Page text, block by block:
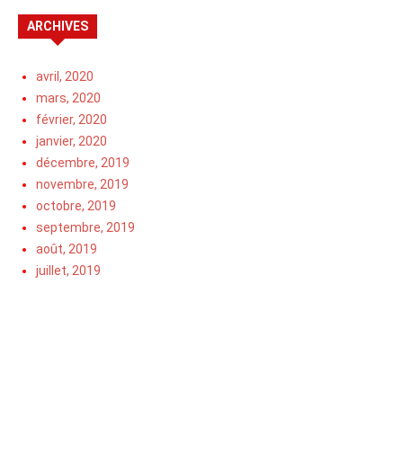
ARCHIVES
avril, 2020
mars, 2020
février, 2020
janvier, 2020
décembre, 2019
novembre, 2019
octobre, 2019
septembre, 2019
août, 2019
juillet, 2019